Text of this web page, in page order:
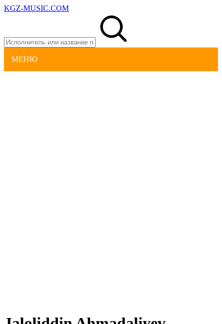
KGZ-MUSIC.COM
МЕНЮ